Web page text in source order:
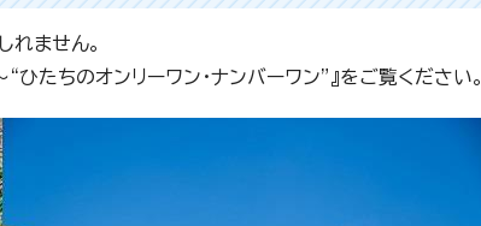
れません。
たちのオンリーワン・ナンバーワン”』をご覧ください。